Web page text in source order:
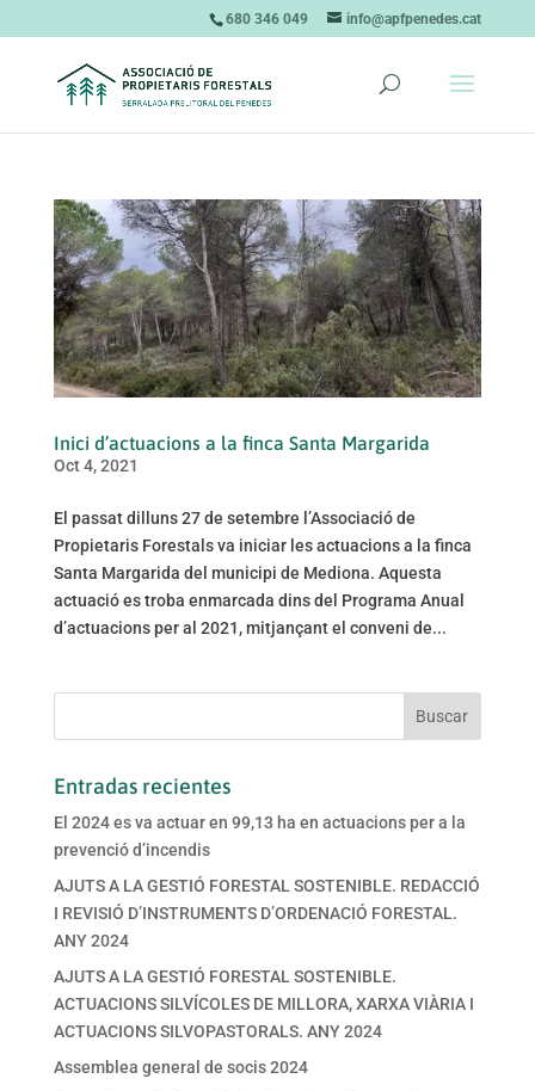
680 346 049 info@apfpenedes.cat
Inici d’actuacions a la finca Santa Margarida
Oct 4, 2021
El passat dilluns 27 de setembre l’Associació de
Propietaris Forestals va iniciar les actuacions a la finca
Santa Margarida del municipi de Mediona. Aquesta
actuació es troba enmarcada dins del Programa Anual
d’actuacions per al 2021, mitjançant el conveni de...
Entradas recientes
El 2024 es va actuar en 99,13 ha en actuacions per a la
prevenció d’incendis
AJUTS A LA GESTIÓ FORESTAL SOSTENIBLE. REDACCIÓ
I REVISIÓ D’INSTRUMENTS D’ORDENACIÓ FORESTAL.
ANY 2024
AJUTS A LA GESTIÓ FORESTAL SOSTENIBLE.
ACTUACIONS SILVÍCOLES DE MILLORA, XARXA VIÀRIA I
ACTUACIONS SILVOPASTORALS. ANY 2024
Assemblea general de socis 2024